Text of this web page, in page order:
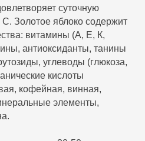
суточную
Золотое яблоко содержит
витамины (А, Е, К,
антиоксиданты, танины
углеводы (глюкоза,
кислоты
кофейная, винная,
элементы,